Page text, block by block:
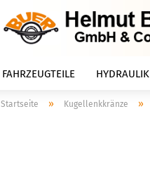
FAHRZEUGTEILE HYDRAULIK
Startseite » Kugellenkkränze »